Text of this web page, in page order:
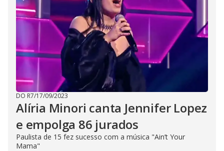
DO R7/17/09/2023
Alíria Minori canta Jennifer Lopez
e empolga 86 jurados
Paulista de 15 fez sucesso com a música "Ain’t Your
Mama"